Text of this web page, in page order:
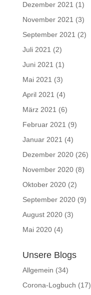
Dezember 2021 (1)
November 2021 (3)
September 2021 (2)
Juli 2021 (2)
Juni 2021 (1)
Mai 2021 (3)
April 2021 (4)
März 2021 (6)
Februar 2021 (9)
Januar 2021 (4)
Dezember 2020(26)
November 2020(8)
Oktober 2020(2)
September 2020(9)
August 2020(3)
Mai 2020(4)
Unsere Blogs
Allgemein (34)
Corona-Logbuch (17)